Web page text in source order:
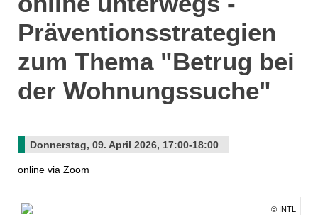
Präventionsstrategien
zum Thema "Betrug bei
der Wohnungssuche"
Donnerstag, 09. April 2026, 17:00-18:00
online via Zoom
© INTL